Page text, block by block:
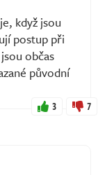
když jsou
postup při
občas
původní
3 7